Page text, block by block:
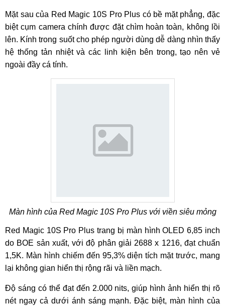
Mặt sau của Red Magic 10S Pro Plus có bề mặt phẳng, đặc
biệt cụm camera chính được đặt chìm hoàn toàn, không lồi
lên. Kính trong suốt cho phép người dùng dễ dàng nhìn thấy
hệ thống tản nhiệt và các linh kiện bên trong, tạo nên vẻ
ngoài đầy cá tính.
Màn hình của Red Magic 10S Pro Plus với viền siêu mỏng
Red Magic 10S Pro Plus trang bị màn hình OLED 6,85 inch
do BOE sản xuất, với độ phân giải 2688 x 1216, đạt chuẩn
1,5K. Màn hình chiếm đến 95,3% diện tích mặt trước, mang
lại không gian hiển thị rộng rãi và liền mạch.
Độ sáng có thể đạt đến 2.000 nits, giúp hình ảnh hiển thị rõ
nét ngay cả dưới ánh sáng mạnh. Đặc biệt, màn hình của